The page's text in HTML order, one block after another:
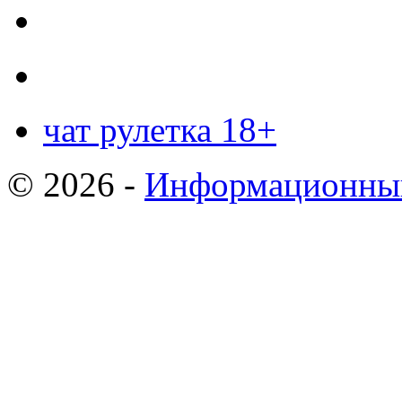
чат рулетка 18+
© 2026 -